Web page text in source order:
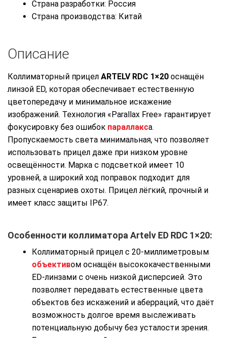
Страна разработки: Россия
Страна производства: Китай
Описание
Коллиматорный прицел ARTELV RDC 1×20 оснащён
линзой ED, которая обеспечивает естественную
цветопередачу и минимальное искажение
изображений. Технология «Parallax Free» гарантирует
фокусировку без ошибок параллакса.
Пропускаемость света минимальная, что позволяет
использовать прицел даже при низком уровне
освещённости. Марка с подсветкой имеет 10
уровней, а широкий ход поправок подходит для
разных сценариев охоты. Прицел лёгкий, прочный и
имеет класс защиты IP67.
Особенности коллиматора Artelv ED RDC 1×20:
Коллиматорный прицел с 20-миллиметровым
объективом оснащён высококачественными
ED-линзами с очень низкой дисперсией. Это
позволяет передавать естественные цвета
объектов без искажений и аберраций, что даёт
возможность долгое время выслеживать
потенциальную добычу без усталости зрения.